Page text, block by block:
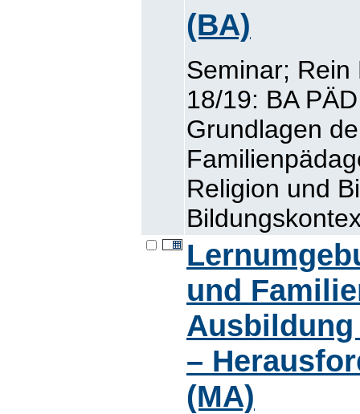
(BA)
Seminar; Rein
18/19: BA
Grundlagen
Religion und
und
–
(MA)